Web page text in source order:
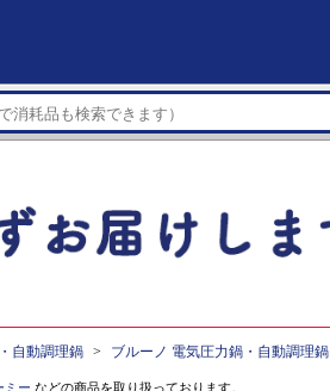
自動調理鍋 ブルーノ 電気圧力鍋・自動調理鍋
ミー などの商品を取り扱っております。